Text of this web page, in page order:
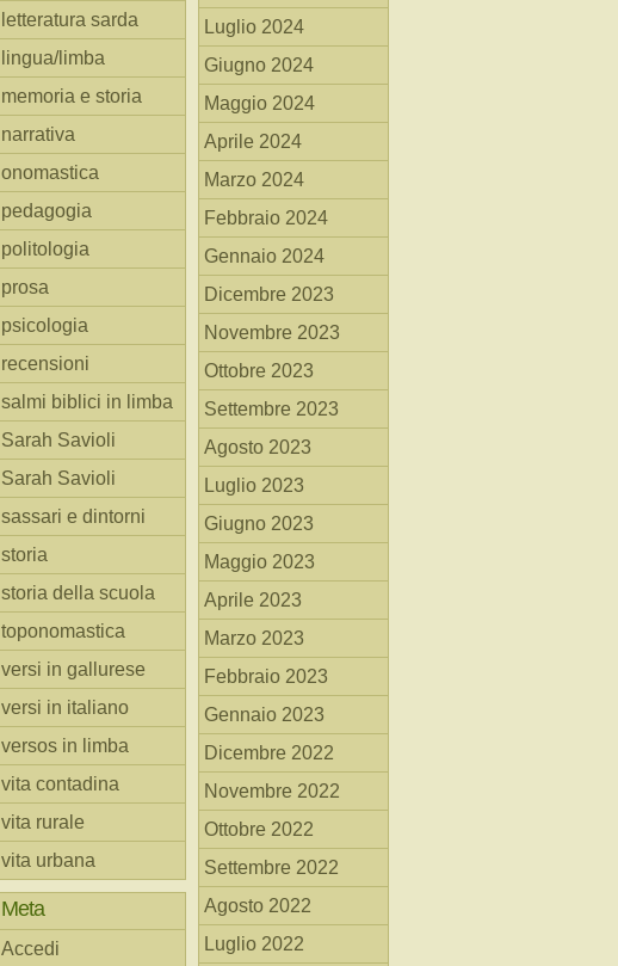
letteratura sarda
lingua/limba
memoria e storia
narrativa
onomastica
pedagogia
politologia
prosa
psicologia
recensioni
salmi biblici in limba
Sarah Savioli
Sarah Savioli
sassari e dintorni
storia
storia della scuola
toponomastica
versi in gallurese
versi in italiano
versos in limba
vita contadina
vita rurale
vita urbana
Meta
Accedi
Luglio 2024
Giugno 2024
Maggio 2024
Aprile 2024
Marzo 2024
Febbraio 2024
Gennaio 2024
Dicembre 2023
Novembre 2023
Ottobre 2023
Settembre 2023
Agosto 2023
Luglio 2023
Giugno 2023
Maggio 2023
Aprile 2023
Marzo 2023
Febbraio 2023
Gennaio 2023
Dicembre 2022
Novembre 2022
Ottobre 2022
Settembre 2022
Agosto 2022
Luglio 2022